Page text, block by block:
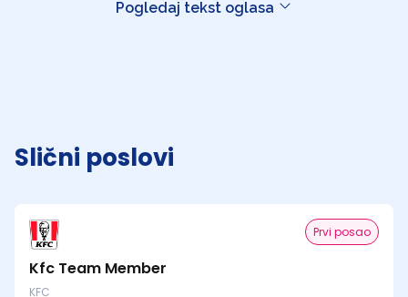
Pogledaj tekst oglasa
Slični poslovi
Prvi posao
Kfc Team Member
KFC